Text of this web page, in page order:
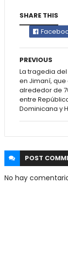
SHARE THIS
PREVIOUS
La tragedia
en Jimaní, que
alrededor de
entre
Dominicana y
POST
No hay